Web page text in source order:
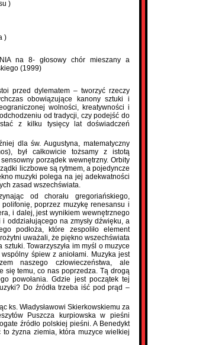
)
)
na 8- głosowy chór mieszany a
(1999)
przed dylematem – tworzyć rzeczy
obowiązujące kanony sztuki i
wolności, kreatywności i
od tradycji, czy podejść do
z kilku tysięcy lat doświadczeń
dla św. Augustyna, matematyczny
był całkowicie tożsamy z istotą
porządek wewnętrzny. Orbity
liczbowe są rytmem, a pojedyncze
muzyki polega na jej adekwatności
zasad wszechświata.
od chorału gregoriańskiego,
poprzez muzykę renesansu i
i dalej, jest wynikiem wewnętrznego
oddziałującego na zmysły dźwięku, a
podłoża, które zespoliło element
uważali, że piękno wszechświata
Towarzyszyła im myśl o muzyce
śpiew z aniołami. Muzyka jest
naszego człowieczeństwa, ale
się temu, co nas poprzedza. Tą drogą
powołania. Gdzie jest początek tej
Do źródła trzeba iść pod prąd –
ks. Władysławowi Skierkowskiemu za
Puszcza kurpiowska w pieśni
źródło polskiej pieśni. A Benedykt
żyzna ziemia, która muzyce wielkiej